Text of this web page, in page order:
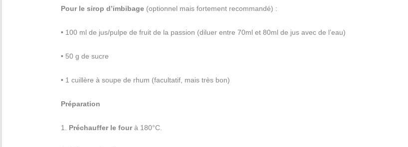
Pour le sirop d’imbibage (optionnel mais fortement recommandé) :
• 100 ml de jus/pulpe de fruit de la passion (diluer entre 70ml et 80ml de jus avec de l’eau)
• 50 g de sucre
• 1 cuillère à soupe de rhum (facultatif, mais très bon)
Préparation
1. Préchauffer le fourà 180°C.